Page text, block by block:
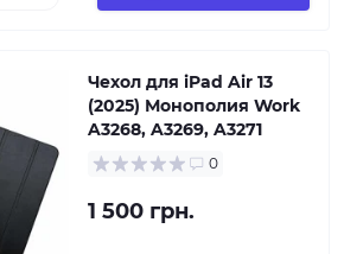
Чехол для iPad Air 13
(2025) Монополия Work
A3268, A3269, A3271
0
1 500 грн.